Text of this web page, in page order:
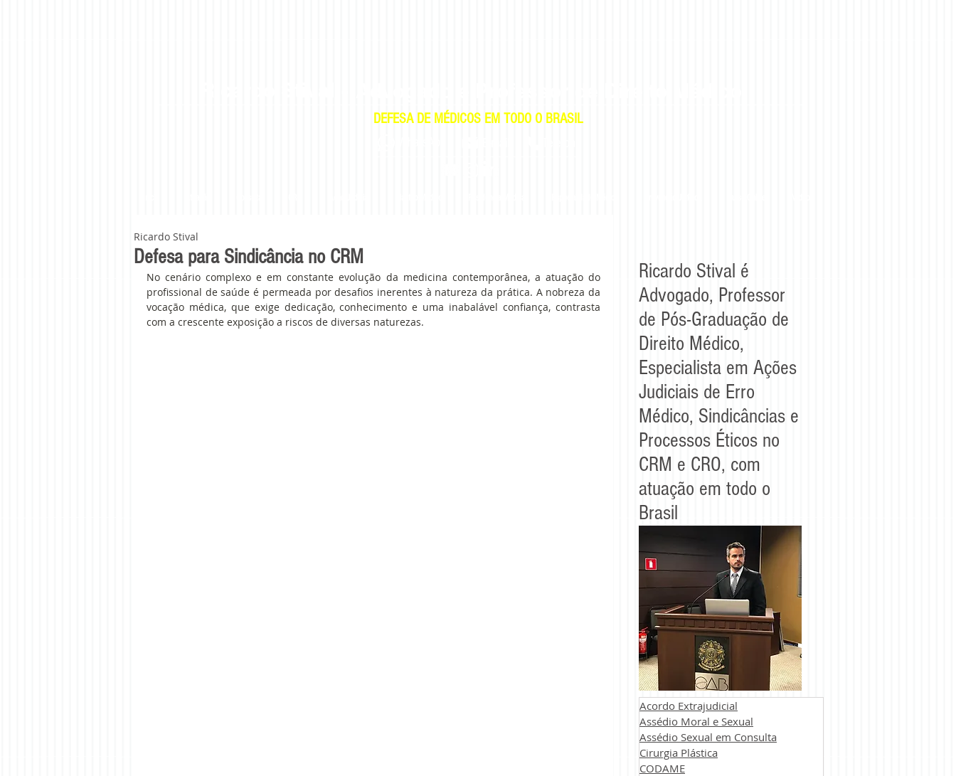
DEFESA DE MÉDICOS EM TODO O BRASIL
Defesa para Sindicância no CRM
Ricardo Stival
No cenário complexo e em constante evolução da medicina contemporânea, a atuação do
profissional de saúde é permeada por desafios inerentes à natureza da prática. A nobreza da
vocação médica, que exige dedicação, conhecimento e uma inabalável confiança, contrasta
com a crescente exposição a riscos de diversas naturezas.
Ricardo Stival é
Advogado, Professor
de Pós-Graduação de
Direito Médico,
Especialista em Ações
Judiciais de Erro
Médico, Sindicâncias e
Processos Éticos no
CRM e CRO, com
atuação em todo o
Brasil
Acordo Extrajudicial
Assédio Moral e Sexual
Assédio Sexual em Consulta
Cirurgia Plástica
CODAME